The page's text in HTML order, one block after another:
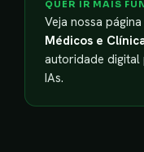
QUER IR MAIS
Veja nossa
Médicos e
autoridade digital
IAs.